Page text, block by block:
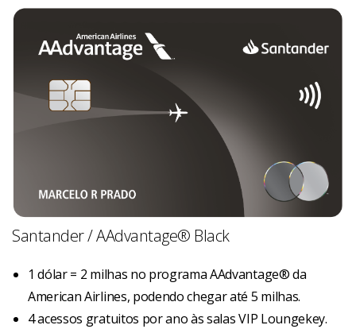
Santander / AAdvantage® Black
1 dólar = 2 milhas no programa AAdvantage® da
American Airlines, podendo chegar até 5 milhas.
4 acessos gratuitos por ano às salas VIP Loungekey.